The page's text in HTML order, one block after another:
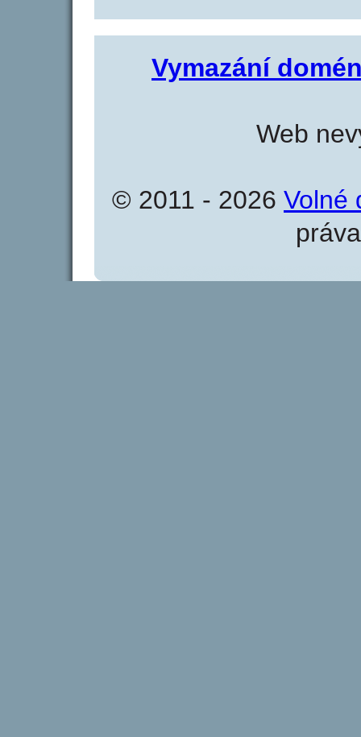
Vymazání
Web
© 2011 - 2026 Volné